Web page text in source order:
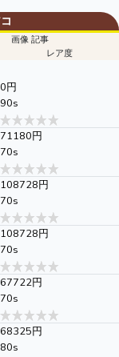
画像 記事
レア度
0円
90s
71180円
70s
108728円
70s
108728円
70s
67722円
70s
68325円
80s